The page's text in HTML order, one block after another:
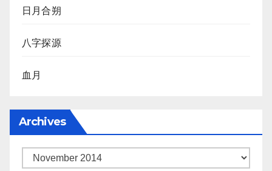
日月合朔
八字探源
血月
Archives
Archives